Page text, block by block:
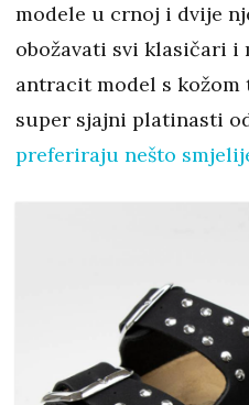
modele u crnoj i dvije
obožavati svi klasičari
antracit model s
super sjajni platinasti
preferiraju nešto